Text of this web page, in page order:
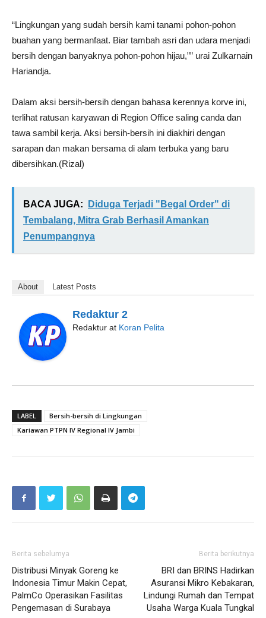
“Lingkungan yang sudah bersih kami tanami pohon-pohon
buahan yang bermanfaat. Biar tambah asri dan udara menjadi
bersih dengan banyaknya pohon-pohon hijau,”” urai Zulkarnain
Hariandja.
Dalam aksi bersih-bersih dengan bahasa kerennya korve ini,
terlihat ratusan karyawan di Region Office saling canda dan
tawa sambil kerja. Aksi bersih-bersih ini diakhiri dengan
sarapan dan makan bersama di alam terbuka yang baru
dibersihkan.(Rizal)
BACA JUGA:
Diduga Terjadi "Begal Order" di
Tembalang, Mitra Grab Berhasil Amankan
Penumpangnya
About Latest Posts
Redaktur 2
Redaktur at Koran Pelita
LABEL
Bersih-bersih di Lingkungan
Kariawan PTPN IV Regional IV Jambi
Berita sebelumya
Distribusi Minyak Goreng ke
Indonesia Timur Makin Cepat,
PalmCo Operasikan Fasilitas
Pengemasan di Surabaya
Berita berikutnya
BRI dan BRINS Hadirkan
Asuransi Mikro Kebakaran,
Lindungi Rumah dan Tempat
Usaha Warga Kuala Tungkal